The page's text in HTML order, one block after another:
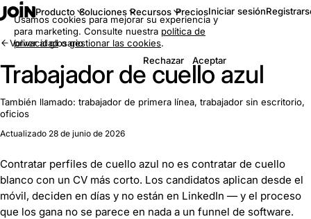
Producto Soluciones Recursos PreciosIniciar sesión
Volver al glosario
Trabajador de cuello azul
También llamado: trabajador de primera línea, trabajador sin escritorio,
oficios
Actualizado 28 de junio de 2026
Contratar perfiles de cuello azul no es contratar de cuello
blanco con un CV más corto. Los candidatos aplican desde el
móvil, deciden en días y no están en LinkedIn — y el proceso
que los gana no se parece en nada a un funnel de software.
Usamos cookies para mejorar su experiencia y
para marketing. Consulte nuestra política de
privacidadogestionar las cookies.
Rechazar
Aceptar